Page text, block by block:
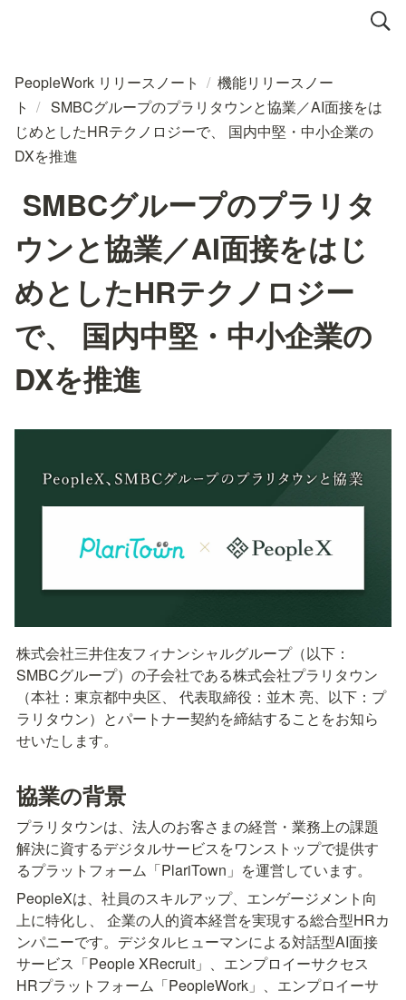
PeopleWork リリースノート / 機能リリースノー
ト / SMBCグループのプラリタウンと協業／AI面接をは
じめとしたHRテクノロジーで、 国内中堅・中小企業の
DXを推進
SMBCグループのプラリタ
ウンと協業／AI面接をはじ
めとしたHRテクノロジー
で、 国内中堅・中小企業の
DXを推進
株式会社三井住友フィナンシャルグループ（以下：
SMBCグループ）の子会社である株式会社プラリタウン
（本社：東京都中央区、 代表取締役：並木 亮、以下：プ
ラリタウン）とパートナー契約を締結することをお知ら
せいたします。
協業の背景
プラリタウンは、法人のお客さまの経営・業務上の課題
解決に資するデジタルサービスをワンストップで提供す
るプラットフォーム「PlariTown」を運営しています。
PeopleXは、社員のスキルアップ、エンゲージメント向
上に特化し、 企業の人的資本経営を実現する総合型HRカ
ンパニーです。デジタルヒューマンによる対話型AI面接
サービス「People XRecruit」、エンプロイーサクセス
HRプラットフォーム「PeopleWork」、エンプロイーサ